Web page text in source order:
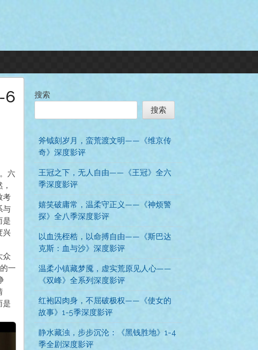
6
六
考
与
是
兴
众
一
是
搜索
搜索
斧钺刻岁月，蛮荒渡文明——《维京传
奇》深度影评
王冠之下，无人自由——《王冠》全六
季深度影评
嬉笑破庸常，温柔守正义——《神烦警
探》全八季深度影评
以血洗桎梏，以命搏自由——《斯巴达
克斯：血与沙》深度影评
温柔小镇藏梦魇，虚实荒原见人心——
《双峰》全系列深度影评
红袍囚肉身，不屈破极权——《使女的
故事》1-5季深度影评
静水藏浊，步步沉沦：《黑钱胜地》1-4
季全剧深度影评